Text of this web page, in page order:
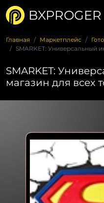
BXPROGER
Главная Маркетплейс
SMARKET: Универсальный
SMARKET:
магазин для всех